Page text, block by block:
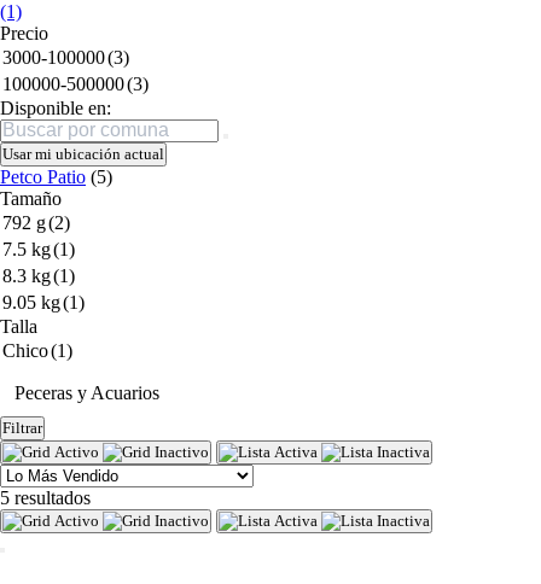
(1)
Precio
3000-100000(3)
100000-500000(3)
Disponible en:
Buscar
Usar mi ubicación actual
Petco Patio (5)
Tamaño
792 g(2)
7.5 kg(1)
8.3 kg(1)
9.05 kg(1)
Talla
Chico(1)
Peceras y Acuarios
Filtrar
5 resultados